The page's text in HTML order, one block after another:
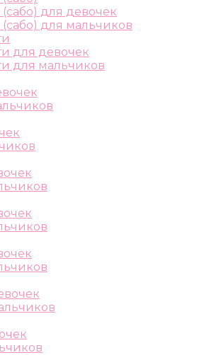
для девочек
для мальчиков
для девочек
для мальчиков